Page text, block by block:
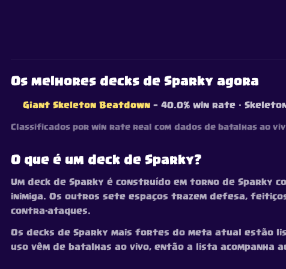
Os melhores decks de Sparky agora
Giant Skeleton Beatdown — 40.0% win rate ·
Classificados por win rate real com dados de batalhas ao
O que é um deck de Sparky?
Um deck de Sparky é construído em torno de Sparky
inimiga. Os outros sete espaços trazem defesa,
contra-ataques.
Os decks de Sparky mais fortes do meta atual estão
uso vêm de batalhas ao vivo, então a lista acompanha